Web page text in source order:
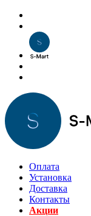
Оплата
Установка
Доставка
Контакты
Акции